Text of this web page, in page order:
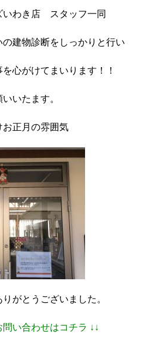
わき店 スタッフ一同
建物診断をしっかりと行い
心がけてまいります！！
いたます。
正月の雰囲気
がとうございました。
い合わせはコチラ ↓↓